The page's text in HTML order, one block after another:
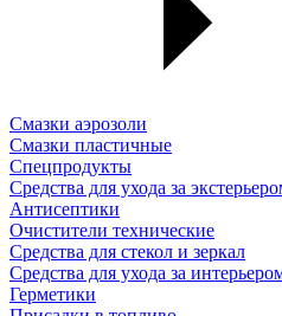
Смазки аэрозоли
Смазки пластичные
Спецпродукты
Средства для ухода за
Антисептики
Очистители технические
Средства для стекол и зеркал
Средства для ухода за
Герметики